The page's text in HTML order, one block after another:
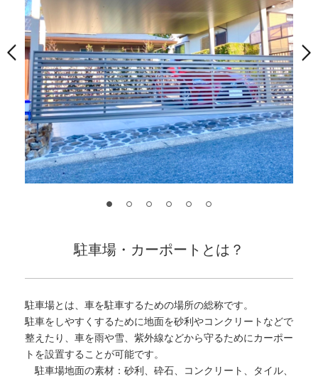
駐車場・カーポートとは？
駐車場とは、車を駐車するための場所の総称です。
駐車をしやすくするために地面を砂利やコンクリートなどで
整えたり、車を雨や雪、紫外線などから守るためにカーポー
トを設置することが可能です。
駐車場地面の素材：砂利、砕石、コンクリート、タイル、